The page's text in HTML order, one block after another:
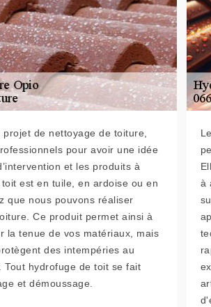
projet de nettoyage de toiture,
pour avoir une idée
et les produits à
est en tuile, en ardoise ou en
que nous pouvons réaliser
Ce produit permet ainsi à
la tenue de vos matériaux, mais
des intempéries au
Tout hydrofuge de toit se fait
et démoussage.
à